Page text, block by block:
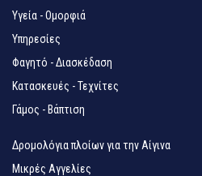
Υγεία - Ομορφιά
Υπηρεσίες
Φαγητό - Διασκέδαση
Κατασκευές - Τεχνίτες
Γάμος - Βάπτιση
Δρομολόγια πλοίων για την Αίγινα
Μικρές Αγγελίες